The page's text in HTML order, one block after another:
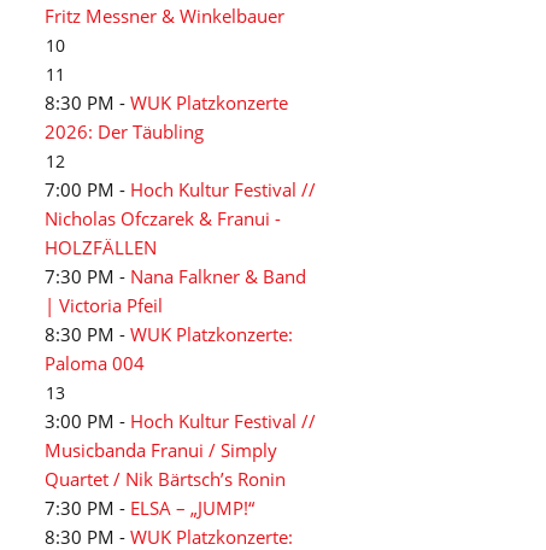
Fritz Messner & Winkelbauer
10
11
8:30 PM - WUK Platzkonzerte
2026: Der Täubling
12
7:00 PM - Hoch Kultur Festival //
Nicholas Ofczarek & Franui -
HOLZFÄLLEN
7:30 PM - Nana Falkner & Band
| Victoria Pfeil
8:30 PM - WUK Platzkonzerte:
Paloma 004
13
3:00 PM - Hoch Kultur Festival //
Musicbanda Franui / Simply
Quartet / Nik Bärtsch’s Ronin
7:30 PM - ELSA – „JUMP!“
8:30 PM - WUK Platzkonzerte: